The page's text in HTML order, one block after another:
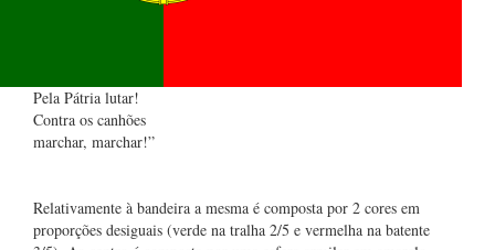
Pela Pátria lutar!
Contra os canhões
marchar, marchar!”
Relativamente à bandeira a mesma é composta por 2 cores em
proporções desiguais (verde na tralha 2/5 e vermelha na batente